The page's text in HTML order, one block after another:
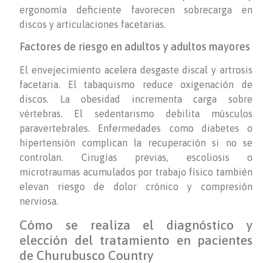
ergonomía deficiente favorecen sobrecarga en
discos y articulaciones facetarias.
Factores de riesgo en adultos y adultos mayores
El envejecimiento acelera desgaste discal y artrosis
facetaria. El tabaquismo reduce oxigenación de
discos. La obesidad incrementa carga sobre
vértebras. El sedentarismo debilita músculos
paravertebrales. Enfermedades como diabetes o
hipertensión complican la recuperación si no se
controlan. Cirugías previas, escoliosis o
microtraumas acumulados por trabajo físico también
elevan riesgo de dolor crónico y compresión
nerviosa.
Cómo se realiza el diagnóstico y
elección del tratamiento en pacientes
de Churubusco Country